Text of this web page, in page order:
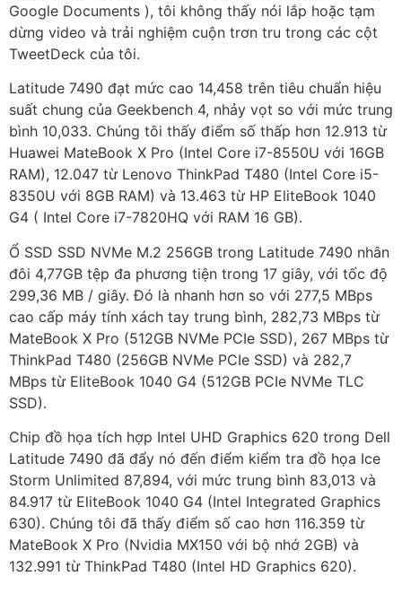
Google Documents ), tôi không thấy nói lắp hoặc tạm
dừng video và trải nghiệm cuộn trơn tru trong các cột
TweetDeck của tôi.
Latitude 7490 đạt mức cao 14,458 trên tiêu chuẩn hiệu
suất chung của Geekbench 4, nhảy vọt so với mức trung
bình 10,033. Chúng tôi thấy điểm số thấp hơn 12.913 từ
Huawei MateBook X Pro (Intel Core i7-8550U với 16GB
RAM), 12.047 từ Lenovo ThinkPad T480 (Intel Core i5-
8350U với 8GB RAM) và 13.463 từ HP EliteBook 1040
G4 ( Intel Core i7-7820HQ với RAM 16 GB).
Ổ SSD SSD NVMe M.2 256GB trong Latitude 7490 nhân
đôi 4,77GB tệp đa phương tiện trong 17 giây, với tốc độ
299,36 MB / giây. Đó là nhanh hơn so với 277,5 MBps
cao cấp máy tính xách tay trung bình, 282,73 MBps từ
MateBook X Pro (512GB NVMe PCIe SSD), 267 MBps từ
ThinkPad T480 (256GB NVMe PCIe SSD) và 282,7
MBps từ EliteBook 1040 G4 (512GB PCIe NVMe TLC
SSD).
Chip đồ họa tích hợp Intel UHD Graphics 620 trong Dell
Latitude 7490 đã đẩy nó đến điểm kiểm tra đồ họa Ice
Storm Unlimited 87,894, với mức trung bình 83,013 và
84.917 từ EliteBook 1040 G4 (Intel Integrated Graphics
630). Chúng tôi đã thấy điểm số cao hơn 116.359 từ
MateBook X Pro (Nvidia MX150 với bộ nhớ 2GB) và
132.991 từ ThinkPad T480 (Intel HD Graphics 620).